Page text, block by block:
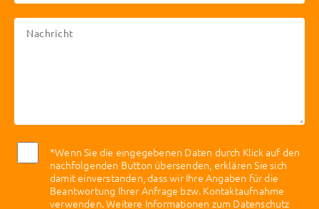
*Wenn Sie die eingegebenen Daten durch Klick auf den
nachfolgenden Button übersenden, erklären Sie sich
damit einverstanden, dass wir Ihre Angaben für die
Beantwortung Ihrer Anfrage bzw. Kontaktaufnahme
verwenden. Weitere Informationen zum Datenschutz